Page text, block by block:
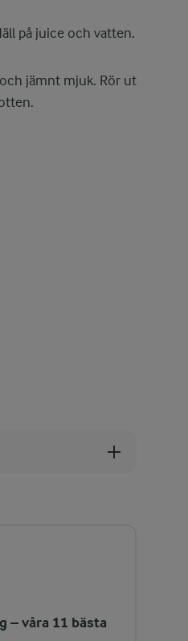
på juice och vatten.
jämnt mjuk. Rör ut
– våra 11 bästa